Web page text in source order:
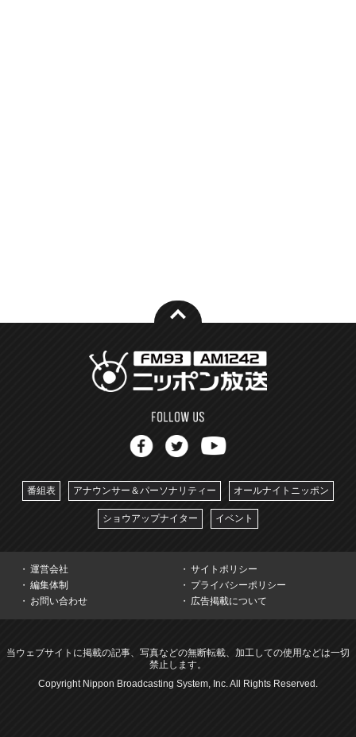
番組表 アナウンサー＆パーソナリティー オールナイトニッポン
ショウアップナイター イベント
運営会社
サイトポリシー
編集体制
プライバシーポリシー
お問い合わせ
広告掲載について
当ウェブサイトに掲載の記事、写真などの無断転載、加工しての使用などは一切
禁止します。
Copyright Nippon Broadcasting System, Inc. All Rights Reserved.